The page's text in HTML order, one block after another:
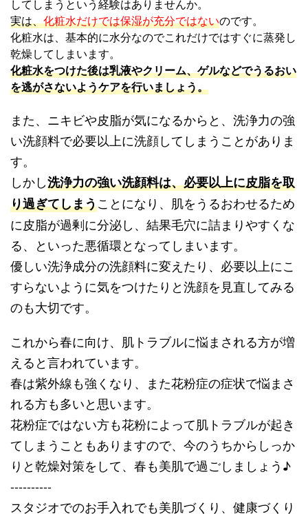
してしまうという経験はありませんか。
実は、化粧水だけでは保湿が充分ではないのです。
化粧水は、基本的に水分なのでこれだけではすぐに蒸発し
乾燥してしまいます。
化粧水をつけた後は乳液やクリーム、ゲルなどでうるおい
を逃がさないようケアを行いましょう。
また、ニキビや皮脂が気になるからと、洗浄力の強
い洗顔料で必要以上に洗顔してしまうことがありま
す。
しかし洗浄力の強い洗顔料は、必要以上に皮脂を取
り過ぎてしまうことになり、肌をうるおわせるため
に皮脂が過剰に分泌し、結果毛穴に詰まりやすくな
る、といった悪循環となってしまいます。
優しい洗浄成分の洗顔料に変えたり、必要以上にこ
すらないように気をつけたりと洗顔を見直してみる
のも大切です。
これから春に向け、肌トラブルに悩まされる方が増
えると言われています。
春は紫外線も強くなり、また花粉症の症状で悩まさ
れる方も多いと思います。
花粉症ではない方も花粉によって肌トラブルが起き
てしまうこともありますので、今のうちからしっか
りと乾燥対策をして、春も美肌で過ごしましょう♪
----------
スタジオでのお手入れでも美肌づくり、健康づくり